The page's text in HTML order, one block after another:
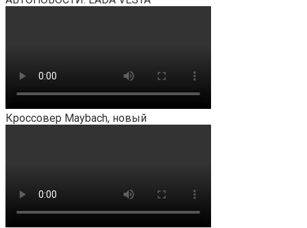
Кроссовер Maybach, новый